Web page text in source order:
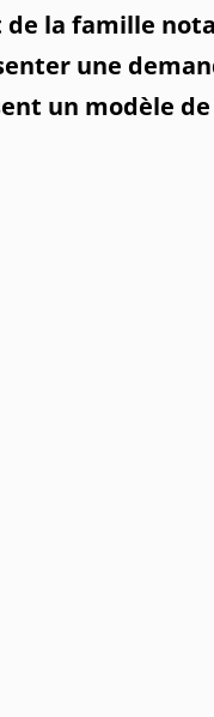
de la famille
une
un modèle